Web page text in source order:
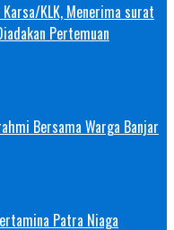
KLK, Menerima surat
Pertemuan
Bersama Warga Banjar
Patra Niaga